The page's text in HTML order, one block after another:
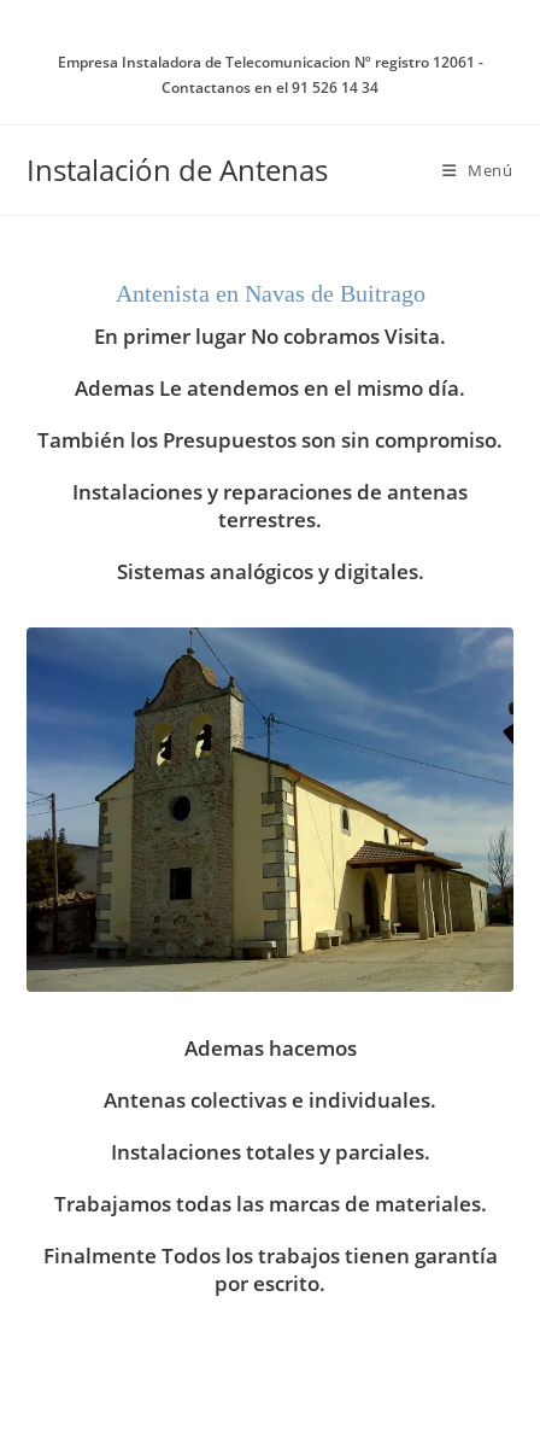
contenido
Empresa Instaladora de Telecomunicacion Nº registro 12061 -
Contactanos en el 91 526 14 34
Instalación de Antenas Menú
Antenista en Navas de Buitrago
En primer lugar No cobramos Visita.
Ademas Le atendemos en el mismo día.
También los Presupuestos son sin compromiso.
Instalaciones y reparaciones de antenas
terrestres.
Sistemas analógicos y digitales.
Ademas hacemos
Antenas colectivas e individuales.
Instalaciones totales y parciales.
Trabajamos todas las marcas de materiales.
Finalmente Todos los trabajos tienen garantía
por escrito.